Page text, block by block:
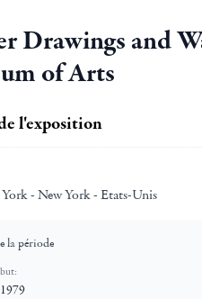
Drawings and
of Arts
l'exposition
- New York - Etats-Unis
la période